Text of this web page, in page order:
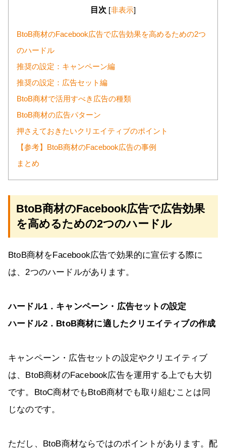
目次 [非表示]
BtoB商材のFacebook広告で広告効果を高めるための2つ
のハードル
推奨の設定：キャンペーン編
推奨の設定：広告セット編
BtoB商材で活用すべき広告の種類
BtoB商材の広告パターン
押さえておきたいクリエイティブのポイント
【参考】BtoB商材のFacebook広告の事例
まとめ
BtoB商材のFacebook広告で広告効果
を高めるための2つのハードル
BtoB商材をFacebook広告で効果的に宣伝する際に
は、2つのハードルがあります。
ハードル1．キャンペーン・広告セットの設定
ハードル2．BtoB商材に適したクリエイティブの作成
キャンペーン・広告セットの設定やクリエイティブ
は、BtoB商材のFacebook広告を運用する上でも大切
です。BtoC商材でもBtoB商材でも取り組むことは同
じなのです。
ただし、BtoB商材ならではのポイントがあります。配